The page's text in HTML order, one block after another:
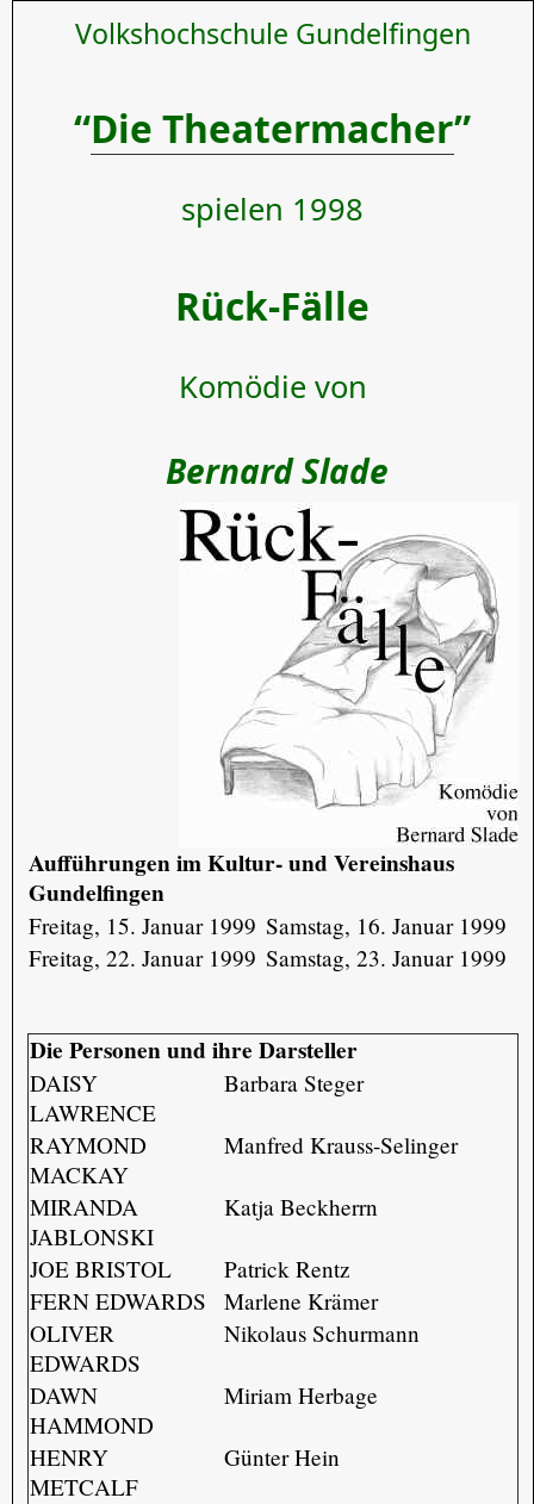
Volkshochschule Gundelfingen
“Die Theatermacher”
spielen 1998
Rück-Fälle
Komödie von
Bernard Slade
Aufführungen im Kultur- und Vereinshaus
Gundelfingen
Freitag, 15. Januar 1999 Samstag, 16. Januar 1999
Freitag, 22. Januar 1999 Samstag, 23. Januar 1999
Die Personen und ihre Darsteller
DAISY
LAWRENCE
Barbara Steger
RAYMOND
MACKAY
Manfred Krauss-Selinger
MIRANDA
JABLONSKI
Katja Beckherrn
JOE BRISTOL
Patrick Rentz
FERN EDWARDS
Marlene Krämer
OLIVER
EDWARDS
Nikolaus Schurmann
DAWN
HAMMOND
Miriam Herbage
HENRY
METCALF
Günter Hein